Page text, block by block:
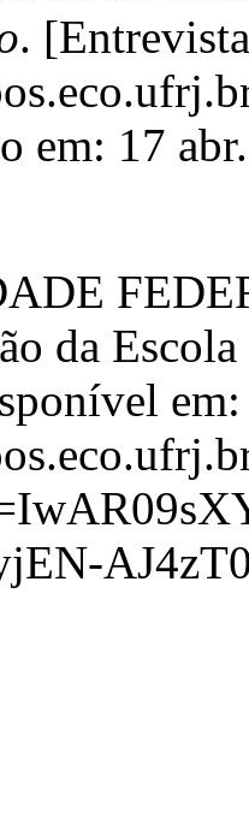
.
em: 17
da
em: